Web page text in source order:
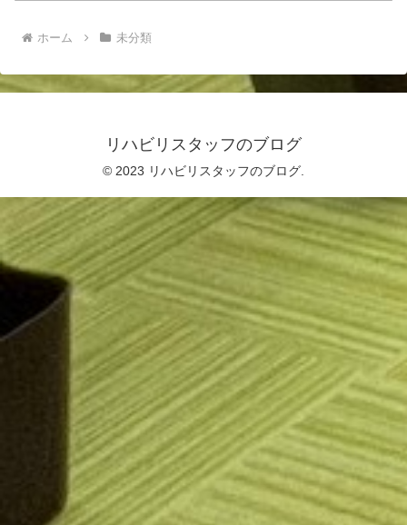
ホーム 未分類
リハビリスタッフのブログ
© 2023 リハビリスタッフのブログ.